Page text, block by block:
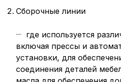
Сборочные линии
где используется
включая прессы и
установки, для
соединения деталей